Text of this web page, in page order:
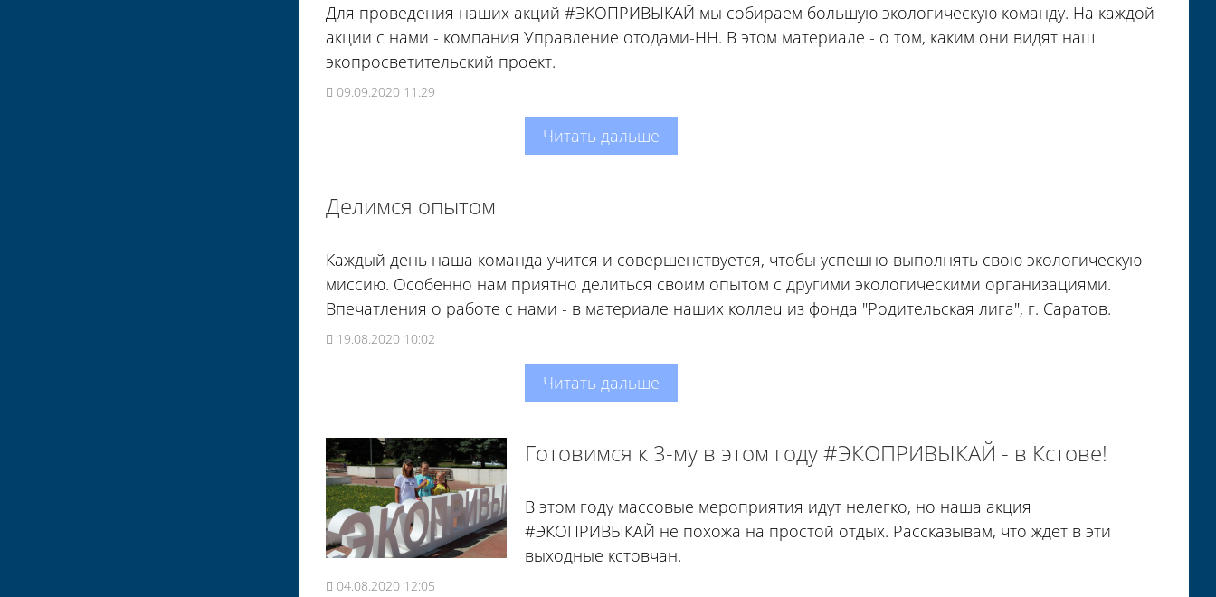
Для проведения наших акций #ЭКОПРИВЫКАЙ мы собираем большую экологическую команду. На каждой
акции с нами - компания Управление отодами-НН. В этом материале - о том, каким они видят наш
экопросветительский проект.
09.09.2020 11:29
Читать дальше
Делимся опытом
Каждый день наша команда учится и совершенствуется, чтобы успешно выполнять свою экологическую
миссию. Особенно нам приятно делиться своим опытом с другими экологическими организациями.
Впечатления о работе с нами - в материале наших коллеu из фонда "Родительская лига", г. Саратов.
19.08.2020 10:02
Читать дальше
Готовимся к 3-му в этом году #ЭКОПРИВЫКАЙ - в Кстове!
В этом году массовые мероприятия идут нелегко, но наша акция
#ЭКОПРИВЫКАЙ не похожа на простой отдых. Рассказывам, что ждет в эти
выходные кстовчан.
04.08.2020 12:05